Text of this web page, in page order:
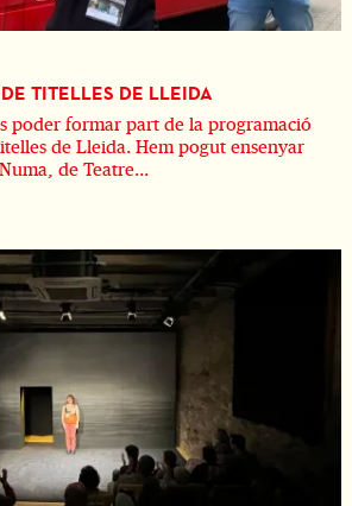
TITELLES DE LLEIDA
poder formar part de la programació
de Lleida. Hem pogut ensenyar
de Teatre...